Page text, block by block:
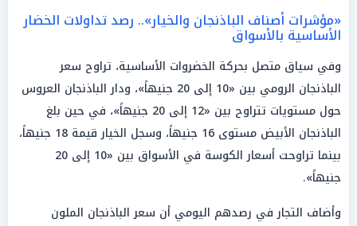
«مؤشرات أصناف الباذنجان والخيار».. رصد تداولات الخضار
الأساسية بالأسواق
وفي سياق متصل بحركة الخضروات الأساسية، تراوح سعر
الباذنجان الرومي بين «10 إلى 20 جنيهاً»، ودار الباذنجان العروس
حول مستويات تتراوح بين «12 إلى 20 جنيهاً»، في حين بلغ
الباذنجان الأبيض مستوى 16 جنيهاً، وسجل الخيار قيمة 18 جنيهاً،
بينما تراوحت أسعار الكوسة في الأسواق بين «10 إلى 20
جنيهاً».
وأضاف التجار في رصدهم اليومي أن سعر الباذنجان الملون